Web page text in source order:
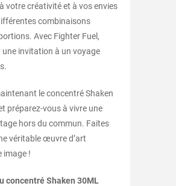
votre créativité et à vos envies
combinaisons
Avec Fighter Fuel,
invitation à un voyage
le concentré Shaken
préparez-vous à vivre une
hors du commun. Faites
véritable œuvre d’art
image !
concentré Shaken 30ML